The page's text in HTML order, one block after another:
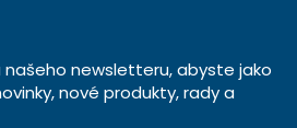
našeho newsletteru, abyste jako
nové produkty, rady a